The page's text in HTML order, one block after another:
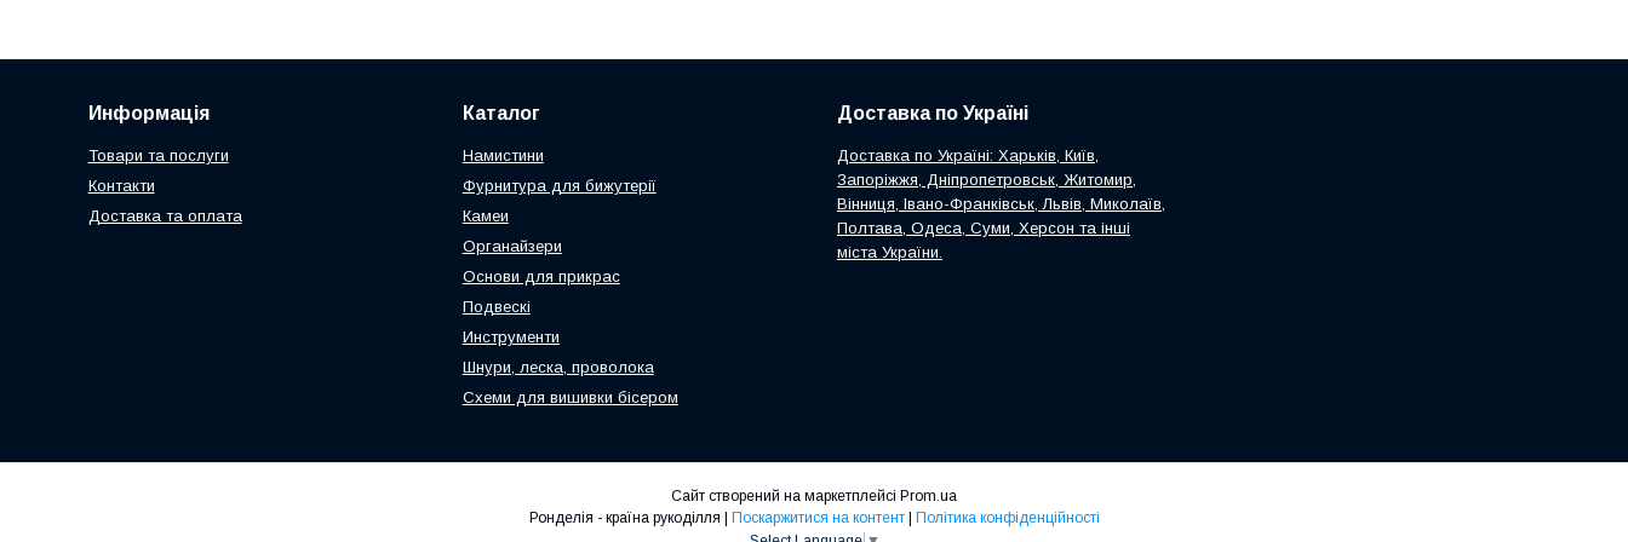
Информація
Товари та послуги
Контакти
Доставка та оплата
Каталог
Намистини
Фурнитура для бижутерії
Камеи
Органайзери
Основи для прикрас
Подвескі
Инструменти
Шнури, леска, проволока
Схеми для вишивки бісером
Доставка по Україні
Доставка по Україні: Харьків, Київ,
Запоріжжя, Дніпропетровськ, Житомир,
Вінниця, Івано-Франківськ, Львів, Миколаїв,
Полтава, Одеса, Суми, Херсон та інші
міста України.
Сайт створений на маркетплейсі Prom.ua
Поскаржитися на контент
Політика конфіденційності